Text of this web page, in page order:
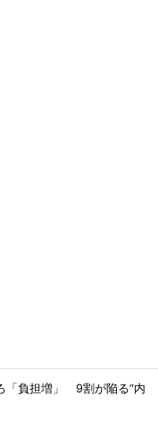
「負担増」 9割が陥る“内